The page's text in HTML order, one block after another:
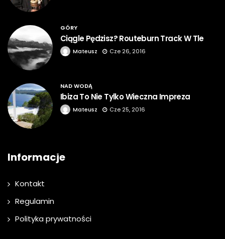
GÓRY
Ciągle Pędzisz? Routeburn Track W Tle
Mateusz Cze 26, 2016
NAD WODĄ
Ibiza To Nie Tylko Wieczna Impreza
Mateusz Cze 25, 2016
Informacje
Kontakt
Regulamin
Polityka prywatności